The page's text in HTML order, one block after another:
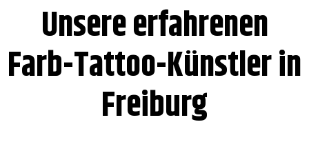
Unsere erfahrenen
Farb-Tattoo-Künstler in
Freiburg